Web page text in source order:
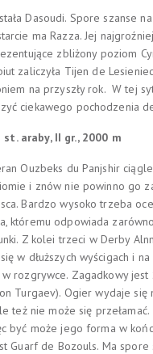
Dasoudi. Spore szanse
ma Razza. Jej
zbliżony poziom
zaliczyła Tijen de
na przyszły rok. W tej
ciekawego pochodzenia
araby, II gr., 2000 m
Ouzbeks du Panjshir
i znów nie powinno go
Bardzo wysoko trzeba
któremu odpowiada
Z kolei trzeci w Derby
w dłuższych wyścigach i
rozgrywce. Zagadkowy jest
Turgaev). Ogier wydaje się
też nie może się
być może jego forma w
Guarf de Bozouls. Ma spore